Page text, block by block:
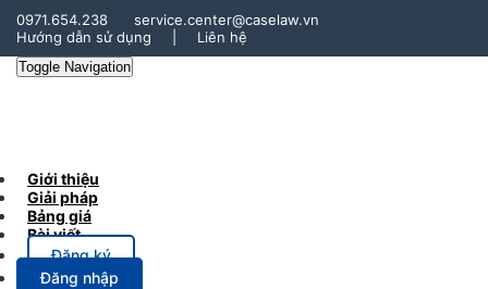
0971.654.238
service.center@caselaw.vn
Hướng dẫn sử dụng
Liên hệ
Toggle Navigation
Giới thiệu
Giải pháp
Bảng giá
Bài viết
Đăng ký
Đăng nhập